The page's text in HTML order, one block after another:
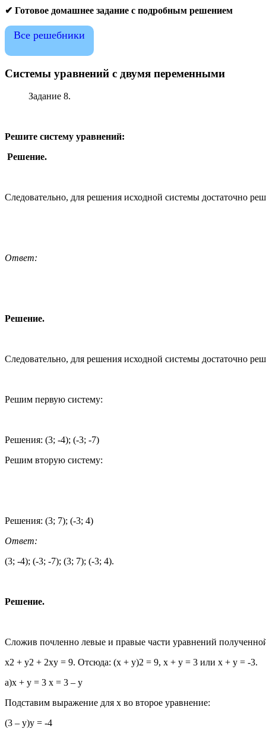
✔ Готовое домашнее задание с подробным решением
Все решебники
Системы уравнений с двумя переменными
Задание 8.
Решите систему уравнений:
Решение.
Следовательно, для решения исходной системы достаточно
Ответ:
Решение.
Следовательно, для решения исходной системы достаточно
Решим первую систему:
Решения: (3; -4); (-3; -7)
Решим вторую систему:
Решения: (3; 7); (-3; 4)
Ответ:
(3; -4); (-3; -7); (3; 7); (-3; 4).
Решение.
Сложив почленно левые и правые части уравнений
x2 + y2 + 2xy = 9. Отсюда: (x + y)2 = 9, x + y = 3 или x + y = -3.
a)x + y = 3 x = 3 – y
Подставим выражение для x во второе уравнение:
(3 – y)y = -4